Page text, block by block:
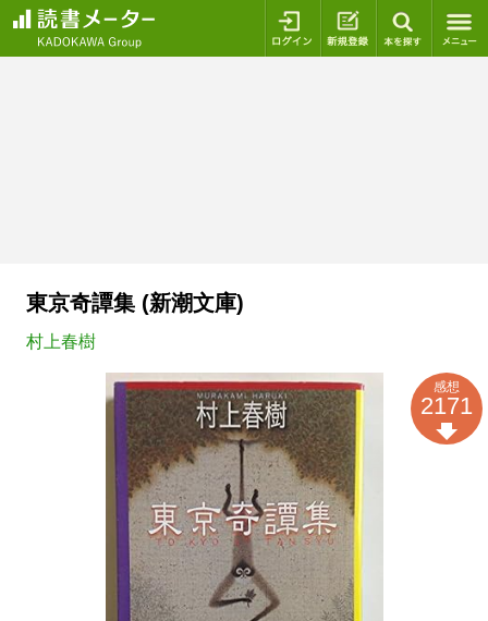
ログイン 新規登録
東京奇譚集 (新潮文庫)
村上春樹
感想
2171